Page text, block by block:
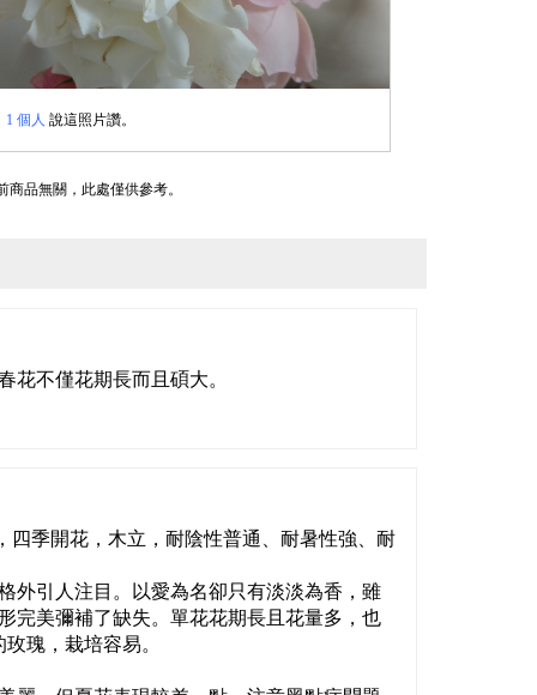
1 個人 說這照片讚。
品無關，此處僅供參考。
花不僅花期長而且碩大。
四季開花，木立，耐陰性普通、耐暑性強、耐
外引人注目。以愛為名卻只有淡淡為香，雖
完美彌補了缺失。單花花期長且花量多，也
瑰，栽培容易。